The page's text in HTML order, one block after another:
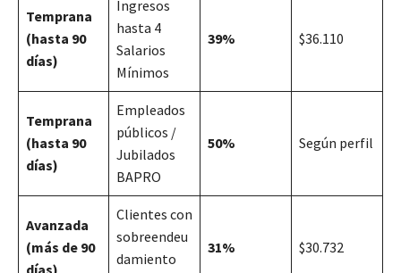
Temprana
(hasta 90
días)
Ingresos
hasta 4
Salarios
Mínimos
39% $36.110
Temprana
(hasta 90
días)
Empleados
públicos /
Jubilados
BAPRO
50% Según perfil
Avanzada
(más de 90
Clientes con
sobreendeu
damiento
31% $30.732